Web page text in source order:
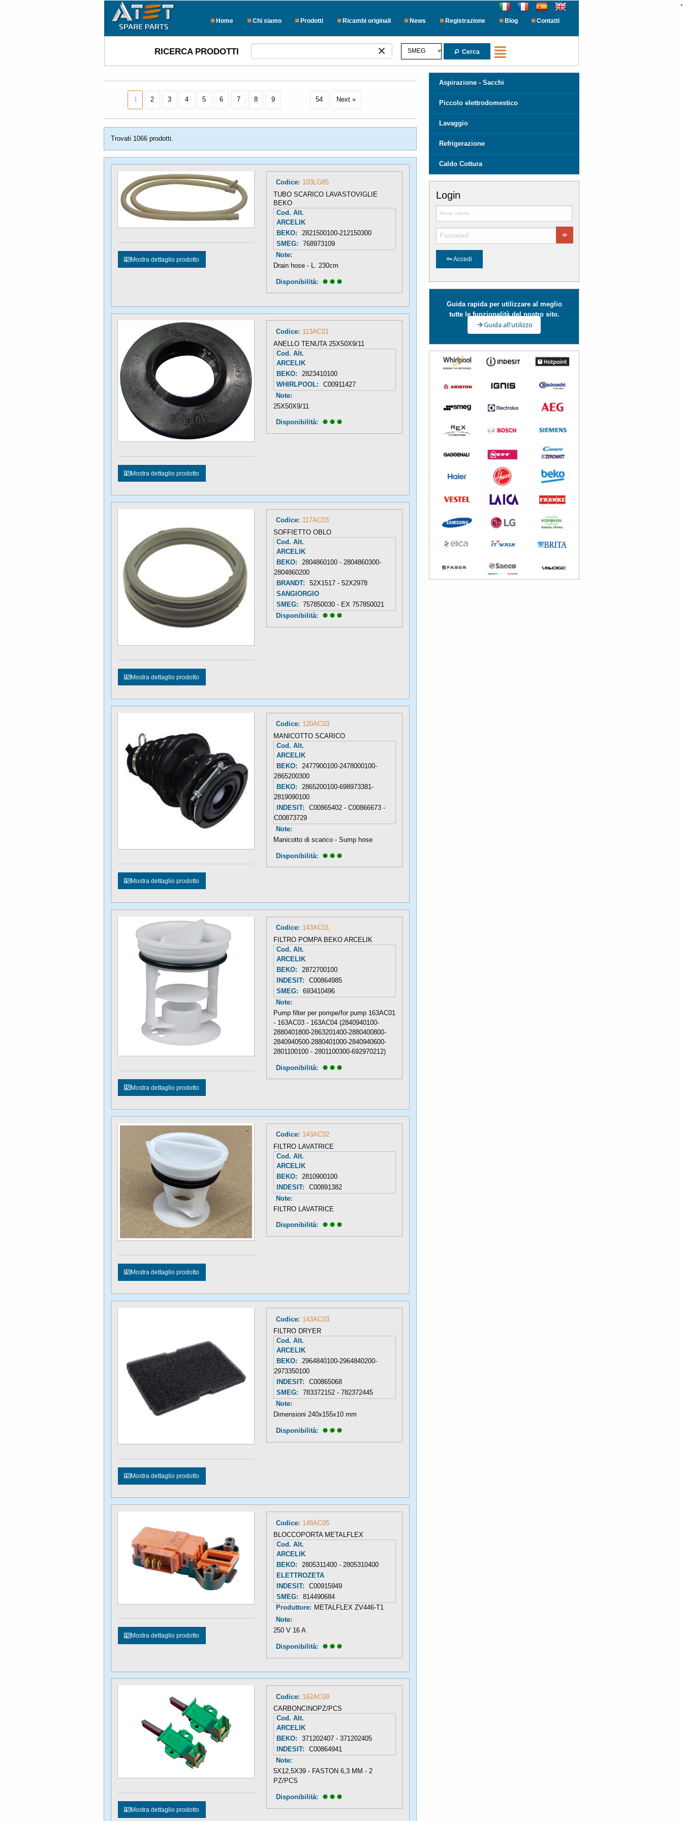
•
Home Chi siamo Prodotti Ricambi originali News Registrazione Blog Contatti
RICERCA PRODOTTI Cerca
1 2 3 4 5 6 7 8 9 ... 54 Next »
Trovati 1066 prodotti.
Mostra dettaglio prodotto
Codice: 103LG85
TUBO SCARICO LAVASTOVIGLIE
BEKO
Cod. Alt.
ARCELIK
BEKO:
2821500100-212150300
SMEG:
768973109
Note:
Drain hose - L. 230cm
Disponibilità:
Mostra dettaglio prodotto
Codice: 113AC01
ANELLO TENUTA 25X50X9/11
Cod. Alt.
ARCELIK
BEKO:
2823410100
WHIRLPOOL:
C00911427
Note:
25X50X9/11
Disponibilità:
Mostra dettaglio prodotto
Codice: 117AC03
SOFFIETTO OBLO
Cod. Alt.
ARCELIK
BEKO:
2804860100 - 2804860300-
2804860200
BRANDT:
52X1517 - 52X2978
SANGIORGIO
SMEG:
757850030 - EX 757850021
Disponibilità:
Mostra dettaglio prodotto
Codice: 120AC03
MANICOTTO SCARICO
Cod. Alt.
ARCELIK
BEKO:
2477900100-2478000100-
2865200300
BEKO:
2865200100-698973381-
2819090100
INDESIT:
C00865402 - C00866673 -
C00873729
Note:
Manicotto di scarico - Sump hose
Disponibilità:
Mostra dettaglio prodotto
Codice: 143AC01
FILTRO POMPA BEKO ARCELIK
Cod. Alt.
ARCELIK
BEKO:
2872700100
INDESIT:
C00864985
SMEG:
693410496
Note:
Pump filter per pompe/for pump 163AC01
- 163AC03 - 163AC04 (2840940100-
2880401800-2863201400-2880400800-
2840940500-2880401000-2840940600-
2801100100 - 2801100300-692970212)
Disponibilità:
Mostra dettaglio prodotto
Codice: 143AC02
FILTRO LAVATRICE
Cod. Alt.
ARCELIK
BEKO:
2810900100
INDESIT:
C00891382
Note:
FILTRO LAVATRICE
Disponibilità:
Mostra dettaglio prodotto
Codice: 143AC03
FILTRO DRYER
Cod. Alt.
ARCELIK
BEKO:
2964840100-2964840200-
2973350100
INDESIT:
C00865068
SMEG:
783372152 - 782372445
Note:
Dimensioni 240x155x10 mm
Disponibilità:
Mostra dettaglio prodotto
Codice: 148AC05
BLOCCOPORTA METALFLEX
Cod. Alt.
ARCELIK
BEKO:
2805311400 - 2805310400
ELETTROZETA
INDESIT:
C00915949
SMEG:
814490684
Produttore: METALFLEX ZV446-T1
Note:
250 V 16 A
Disponibilità:
Mostra dettaglio prodotto
Codice: 162AC09
CARBONCINOPZ/PCS
Cod. Alt.
ARCELIK
BEKO:
371202407 - 371202405
INDESIT:
C00864941
Note:
5X12,5X39 - FASTON 6,3 MM - 2
PZ/PCS
Disponibilità:
Aspirazione - Sacchi
Piccolo elettrodomestico
Lavaggio
Refrigerazione
Caldo Cottura
Login
Accedi
Guida rapida per utilizzare al meglio
tutte le funzionalità del nostro sito.
Guida all'utilizzo